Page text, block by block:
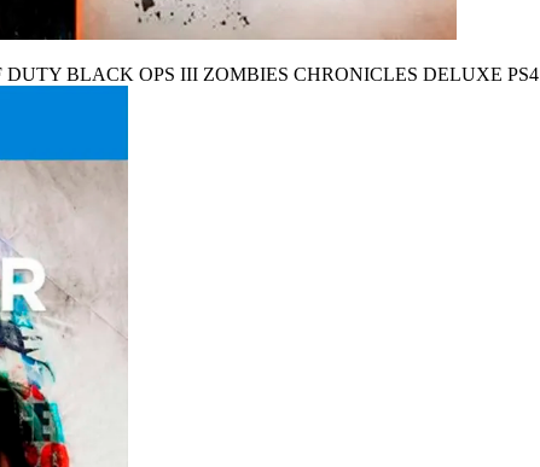
DUTY BLACK OPS III ZOMBIES CHRONICLES DELUXE PS4